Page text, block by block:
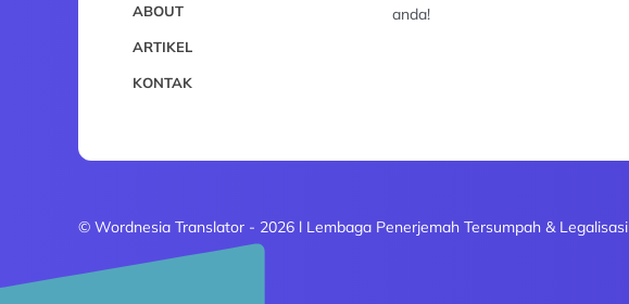
ABOUT
ARTIKEL
KONTAK
anda!
© Wordnesia Translator - 2026 l Lembaga Penerjemah Tersumpah & Legalisasi